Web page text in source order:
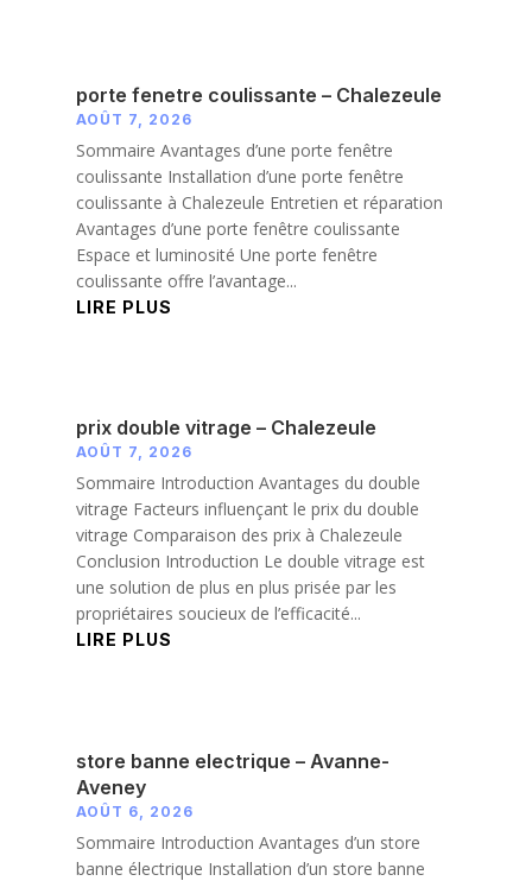
porte fenetre coulissante – Chalezeule
AOÛT 7, 2026
Sommaire Avantages d’une porte fenêtre
coulissante Installation d’une porte fenêtre
coulissante à Chalezeule Entretien et réparation
Avantages d’une porte fenêtre coulissante
Espace et luminosité Une porte fenêtre
coulissante offre l’avantage...
LIRE PLUS
prix double vitrage – Chalezeule
AOÛT 7, 2026
Sommaire Introduction Avantages du double
vitrage Facteurs influençant le prix du double
vitrage Comparaison des prix à Chalezeule
Conclusion Introduction Le double vitrage est
une solution de plus en plus prisée par les
propriétaires soucieux de l’efficacité...
LIRE PLUS
store banne electrique – Avanne-
Aveney
AOÛT 6, 2026
Sommaire Introduction Avantages d’un store
banne électrique Installation d’un store banne